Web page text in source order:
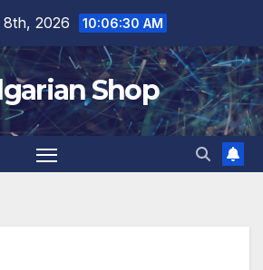
8th, 2026 10:06:31 AM
Shop